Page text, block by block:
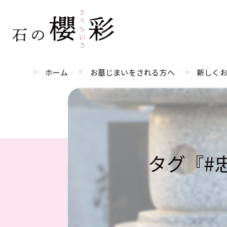
ホーム お墓じまいをされる方へ 新しく
タグ『#